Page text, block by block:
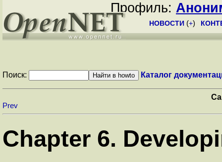
Профиль:
НОВОСТИ (+)
Поиск: Каталог
Prev
Chapter 6.